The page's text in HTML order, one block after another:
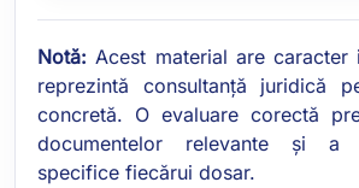
Notă: Acest material are
reprezintă consultanță juridică
concretă. O evaluare corectă
documentelor relevante și a
specifice fiecărui dosar.